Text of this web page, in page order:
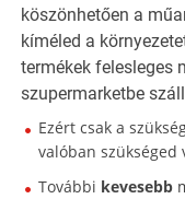
köszönhetően a
kíméled a
termékek felesleges
szupermarketbe
Ezért csak a
valóban
További kevesebb